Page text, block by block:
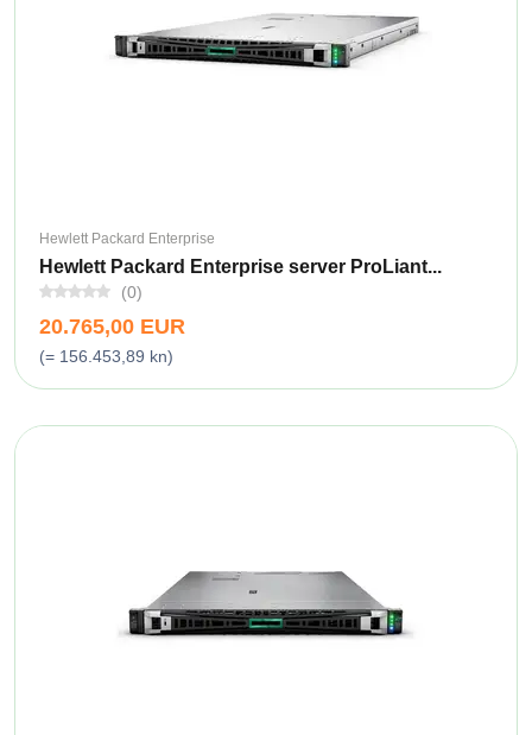
Hewlett Packard Enterprise
Hewlett Packard Enterprise server ProLiant...
(0)
20.765,00 EUR
(= 156.453,89 kn)